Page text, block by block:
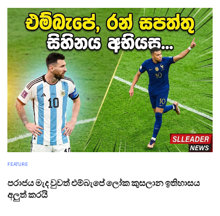
FEATURE
පරාජය මැද වුවත් එම්බැපේ ලෝක කුසලාන ඉතිහාසය
අලුත් කරයි